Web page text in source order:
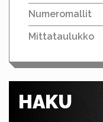
Numeromallit
Mittataulukko
HAKU